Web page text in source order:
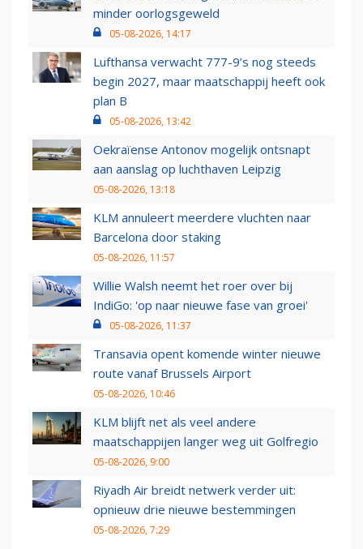
minder oorlogsgeweld
05-08-2026, 14:17
Lufthansa verwacht 777-9’s nog steeds
begin 2027, maar maatschappij heeft ook
plan B
05-08-2026, 13:42
Oekraïense Antonov mogelijk ontsnapt
aan aanslag op luchthaven Leipzig
05-08-2026, 13:18
KLM annuleert meerdere vluchten naar
Barcelona door staking
05-08-2026, 11:57
Willie Walsh neemt het roer over bij
IndiGo: 'op naar nieuwe fase van groei'
05-08-2026, 11:37
Transavia opent komende winter nieuwe
route vanaf Brussels Airport
05-08-2026, 10:46
KLM blijft net als veel andere
maatschappijen langer weg uit Golfregio
05-08-2026, 9:00
Riyadh Air breidt netwerk verder uit:
opnieuw drie nieuwe bestemmingen
05-08-2026, 7:29